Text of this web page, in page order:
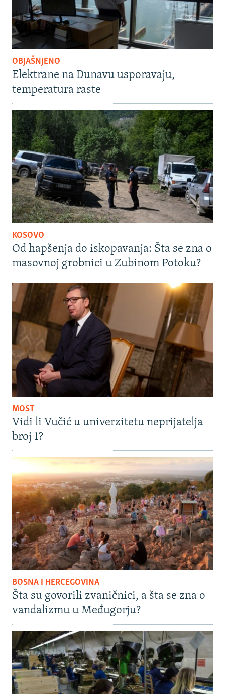
OBJAŠNJENO
Elektrane na Dunavu usporavaju,
temperatura raste
KOSOVO
Od hapšenja do iskopavanja: Šta se zna o
masovnoj grobnici u Zubinom Potoku?
MOST
Vidi li Vučić u univerzitetu neprijatelja
broj 1?
BOSNA I HERCEGOVINA
Šta su govorili zvaničnici, a šta se zna o
vandalizmu u Međugorju?